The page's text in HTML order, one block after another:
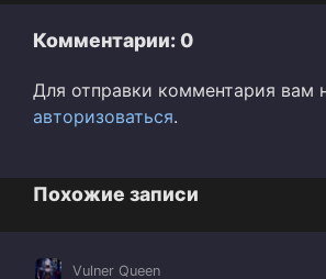
Комментарии: 0
Для отправки комментария вам
авторизоваться.
Похожие записи
Vulner Queen